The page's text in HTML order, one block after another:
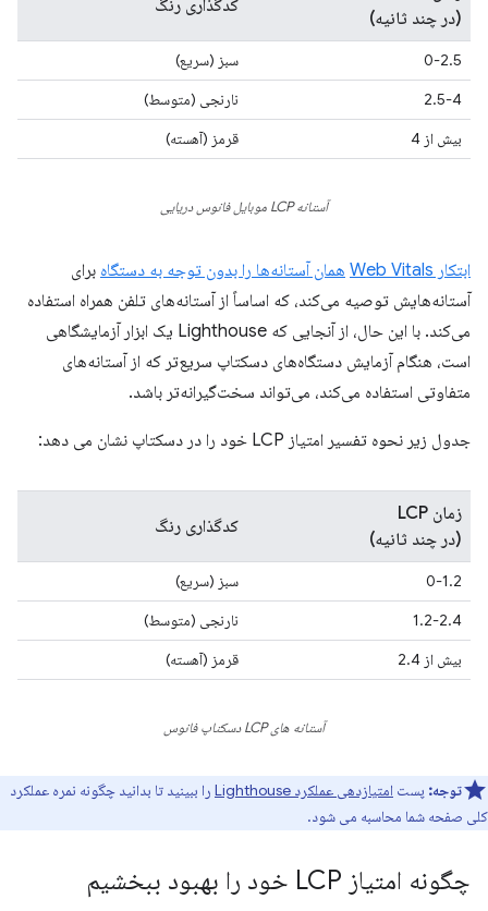
(در چند ثانیه)
کدگذاری رنگ
0-2.5
سبز (سریع)
2.5-4
نارنجی (متوسط)
بیش از 4
قرمز (آهسته)
آستانه LCP موبایل فانوس دریایی
ابتکار Web Vitals همان آستانه‌ها را بدون توجه به دستگاه برای
آستانه‌هایش توصیه می‌کند، که اساساً از آستانه‌های تلفن همراه استفاده
می‌کند. با این حال، از آنجایی که Lighthouse یک ابزار آزمایشگاهی
است، هنگام آزمایش دستگاه‌های دسکتاپ سریع‌تر که از آستانه‌های
متفاوتی استفاده می‌کند، می‌تواند سخت‌گیرانه‌تر باشد.
جدول زیر نحوه تفسیر امتیاز LCP خود را در دسکتاپ نشان می دهد:
زمان LCP
(در چند ثانیه)
کدگذاری رنگ
0-1.2
سبز (سریع)
1.2-2.4
نارنجی (متوسط)
بیش از 2.4
قرمز (آهسته)
آستانه های LCP دسکتاپ فانوس
توجه: پست امتیازدهی عملکرد Lighthouse
را ببینید تا بدانید چگونه نمره عملکرد
کلی صفحه شما محاسبه می شود.
چگونه امتیاز LCP خود را بهبود ببخشیم